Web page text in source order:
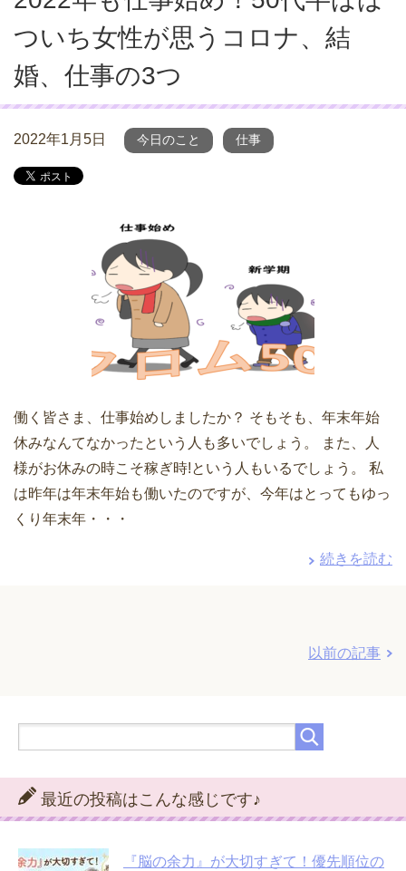
ついち女性が思うコロナ、結
婚、仕事の3つ
2022年1月5日 今日のこと 仕事
働く皆さま、仕事始めしましたか？ そもそも、年末年始
休みなんてなかったという人も多いでしょう。 また、人
様がお休みの時こそ稼ぎ時!という人もいるでしょう。 私
は昨年は年末年始も働いたのですが、今年はとってもゆっ
くり年末年・・・
続きを読む
以前の記事
最近の投稿はこんな感じです♪
『脳の余力』が大切すぎて！優先順位の